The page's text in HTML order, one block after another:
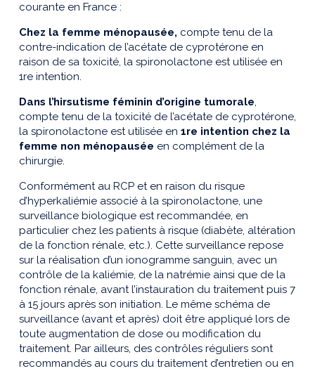
courante en France :
Chez la femme ménopausée, compte tenu de la
contre-indication de l’acétate de cyprotérone en
raison de sa toxicité, la spironolactone est utilisée en
1re intention.
Dans l’hirsutisme féminin d’origine tumorale,
compte tenu de la toxicité de l’acétate de cyprotérone,
la spironolactone est utilisée en 1re intention chez la
femme non ménopausée en complément de la
chirurgie.
Conformément au RCP et en raison du risque
d’hyperkaliémie associé à la spironolactone, une
surveillance biologique est recommandée, en
particulier chez les patients à risque (diabète, altération
de la fonction rénale, etc.). Cette surveillance repose
sur la réalisation d’un ionogramme sanguin, avec un
contrôle de la kaliémie, de la natrémie ainsi que de la
fonction rénale, avant l’instauration du traitement puis 7
à 15 jours après son initiation. Le même schéma de
surveillance (avant et après) doit être appliqué lors de
toute augmentation de dose ou modification du
traitement. Par ailleurs, des contrôles réguliers sont
recommandés au cours du traitement d’entretien ou en